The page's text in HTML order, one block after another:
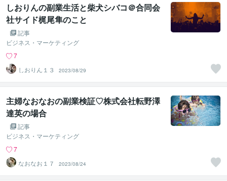
しおりんの副業生活と柴犬シバコ＠合同会
社サイド梶尾隼のこと
記事
ビジネス・マーケティング
7
しおりん１３
2023/08/29
主婦なおなおの副業検証♡株式会社転野澤
達英の場合
記事
ビジネス・マーケティング
7
なおなお１７
2023/08/24